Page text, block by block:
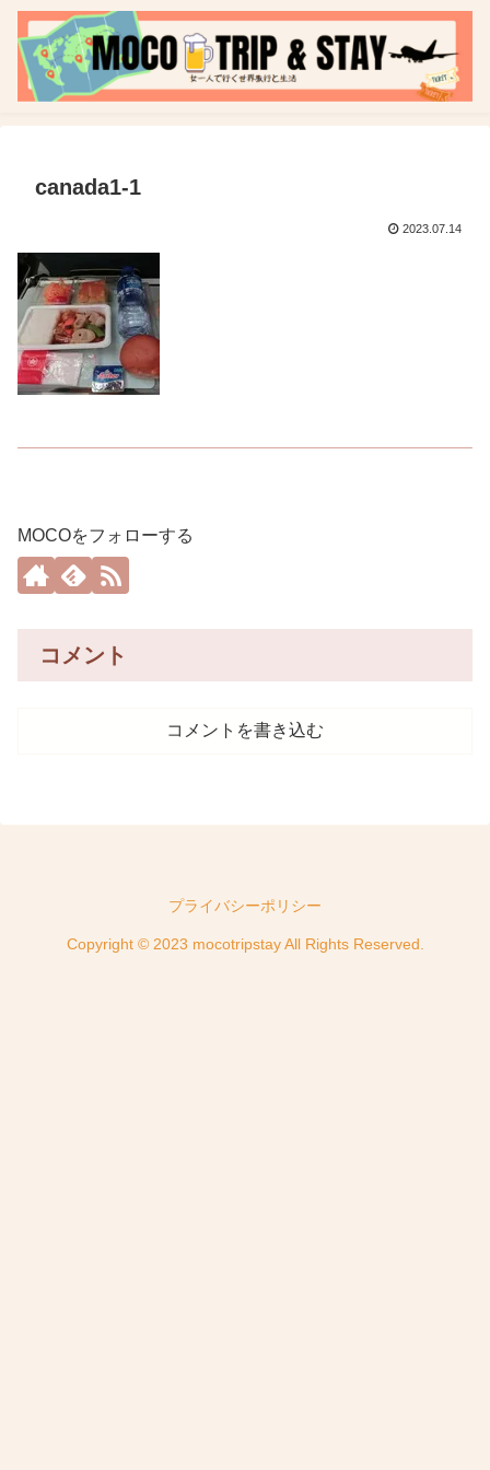
canada1-1
2023.07.14
MOCOをフォローする
コメント
コメントを書き込む
プライバシーポリシー
Copyright © 2023 mocotripstay All Rights Reserved.